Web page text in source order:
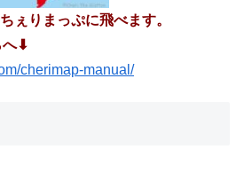
ぇりまっぷに飛べます。
へ⬇︎
cherimap-manual/